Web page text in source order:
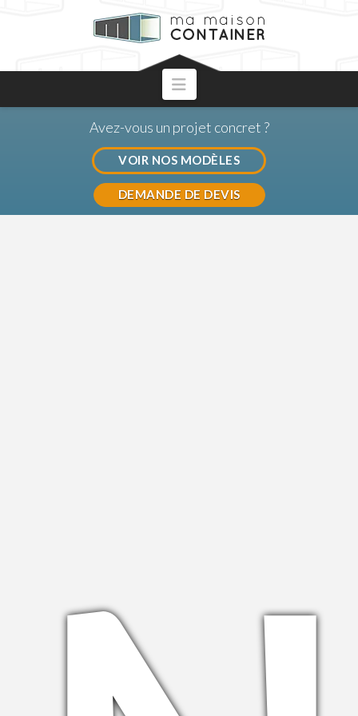
Navigation
Avez-vous un projet concret ?
VOIR NOS MODÈLES
DEMANDE DE DEVIS